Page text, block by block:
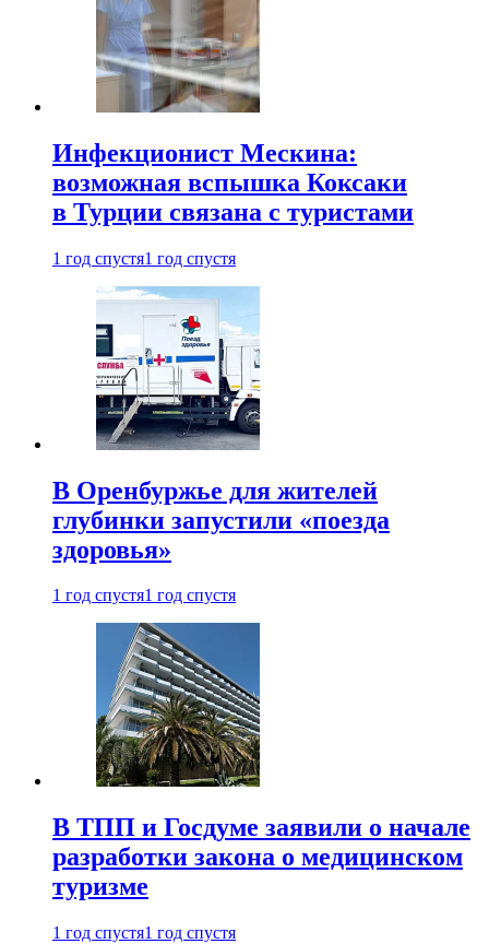
Инфекционист Мескина:
возможная вспышка Коксаки
в Турции связана с туристами
1 год спустя1 год спустя
В Оренбуржье для жителей
глубинки запустили «поезда
здоровья»
1 год спустя1 год спустя
В ТПП и Госдуме заявили о начале
разработки закона о медицинском
туризме
1 год спустя1 год спустя